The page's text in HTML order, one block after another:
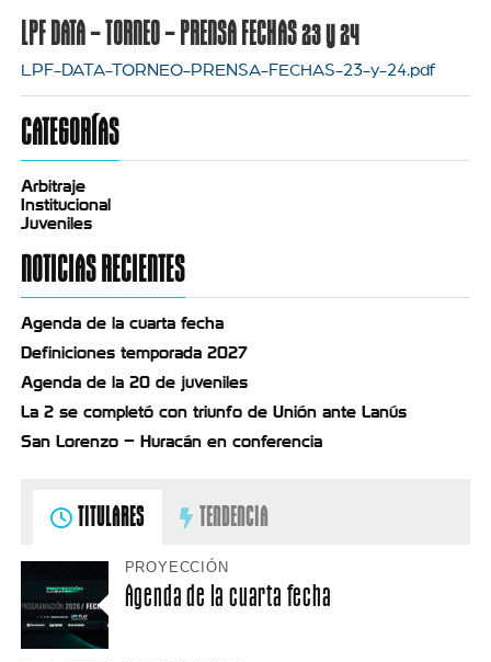
LPF DATA – TORNEO – PRENSA FECHAS 23 y 24
LPF-DATA-TORNEO-PRENSA-FECHAS-23-y-24.pdf
CATEGORÍAS
Arbitraje
Institucional
Juveniles
NOTICIAS RECIENTES
Agenda de la cuarta fecha
Definiciones temporada 2027
Agenda de la 20 de juveniles
La 2 se completó con triunfo de Unión ante Lanús
San Lorenzo – Huracán en conferencia
TITULARES TENDENCIA
PROYECCIÓN
Agenda de la cuarta fecha